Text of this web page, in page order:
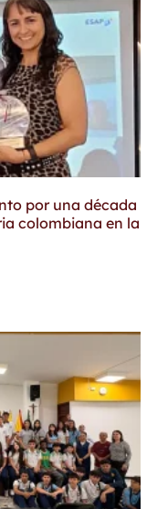
por una década
colombiana en la